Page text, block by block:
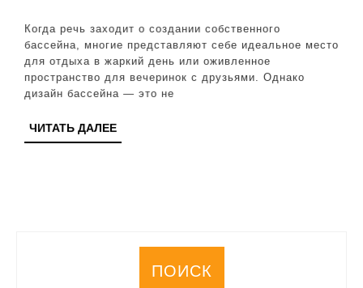
и
пространства
Когда речь заходит о создании собственного
бассейна, многие представляют себе идеальное место
для отдыха в жаркий день или оживленное
пространство для вечеринок с друзьями. Однако
дизайн бассейна — это не
ЧИТАТЬ ДАЛЕЕЧИТАТЬ
ДАЛЕЕ
ПОИСК